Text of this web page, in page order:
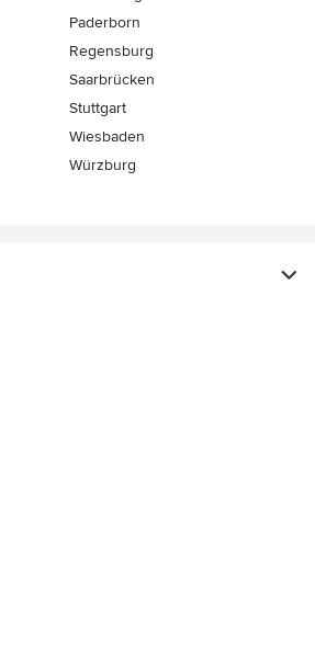
Paderborn
Regensburg
Saarbrücken
Stuttgart
Wiesbaden
Würzburg